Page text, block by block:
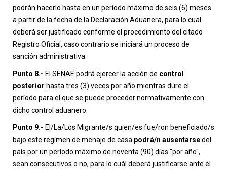
podrán hacerlo hasta en un período máximo de seis (6) meses
a partir de la fecha de la Declaración Aduanera, para lo cual
deberá ser justificado conforme el procedimiento del citado
Registro Oficial, caso contrario se iniciará un proceso de
sanción administrativa.
Punto 8.- El SENAE podrá ejercer la acción de control
posterior hasta tres (3) veces por año mientras dure el
período para el que se puede proceder normativamente con
dicho control aduanero.
Punto 9.- El/La/Los Migrante/s quien/es fue/ron beneficiado/s
bajo este regímen de menaje de casa podrá/n ausentarsedel
país por un período máximo de noventa (90) días "por año",
sean consecutivos o no, para lo cuál deberá justificarse ante el